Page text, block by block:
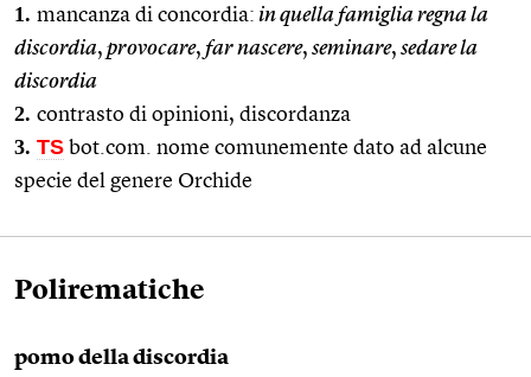
1. mancanza di concordia: in quella famiglia regna la
discordia, provocare, far nascere, seminare, sedare la
discordia
2. contrasto di opinioni, discordanza
3. TS bot.com. nome comunemente dato ad alcune
specie del genere Orchide
Polirematiche
pomo della discordia